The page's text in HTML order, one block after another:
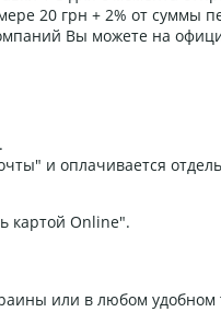
20 грн + 2% от суммы
Вы можете на
и оплачивается
картой Online".
или в любом